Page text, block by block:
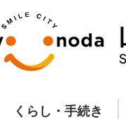
くらし・手続き